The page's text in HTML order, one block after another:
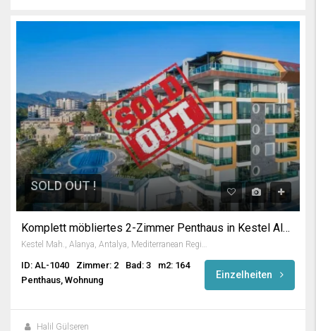
SOLD OUT !
Komplett möbliertes 2-Zimmer Penthaus in Kestel Alanya
ID: AL-1040 Zimmer: 2 Bad: 3
m2: 164
Penthaus, Wohnung
Einzelheiten
Halil Gülseren